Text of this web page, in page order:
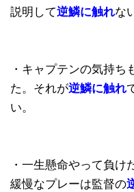
説明して逆鱗に触れな
・キャプテンの気持ち
た。それが逆鱗に触れ
い。
・一生懸命やって負
緩慢なプレーは監督の